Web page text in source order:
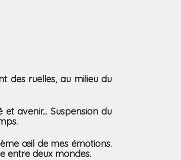
des ruelles, au milieu du
avenir... Suspension du
œil de mes émotions.
entre deux mondes.